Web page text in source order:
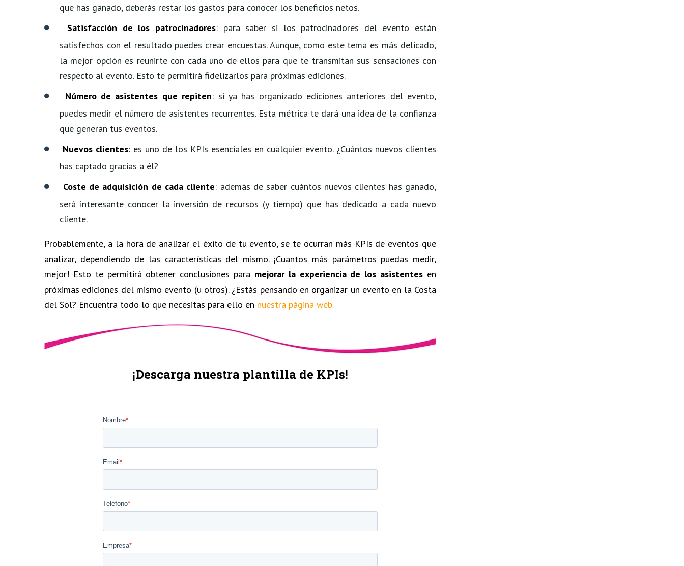
que has ganado, deberás restar los gastos para conocer los beneficios netos.
Satisfacción de los patrocinadores: para saber si los patrocinadores del evento están
satisfechos con el resultado puedes crear encuestas. Aunque, como este tema es más delicado,
la mejor opción es reunirte con cada uno de ellos para que te transmitan sus sensaciones con
respecto al evento. Esto te permitirá fidelizarlos para próximas ediciones.
Número de asistentes que repiten: si ya has organizado ediciones anteriores del evento,
puedes medir el número de asistentes recurrentes. Esta métrica te dará una idea de la confianza
que generan tus eventos.
Nuevos clientes: es uno de los KPIs esenciales en cualquier evento. ¿Cuántos nuevos clientes
has captado gracias a él?
Coste de adquisición de cada cliente: además de saber cuántos nuevos clientes has ganado,
será interesante conocer la inversión de recursos (y tiempo) que has dedicado a cada nuevo
cliente.
Probablemente, a la hora de analizar el éxito de tu evento, se te ocurran más KPIs de eventos que
analizar, dependiendo de las características del mismo. ¡Cuantos más parámetros puedas medir,
mejor! Esto te permitirá obtener conclusiones para mejorar la experiencia de los asistentes en
próximas ediciones del mismo evento (u otros). ¿Estás pensando en organizar un evento en la Costa
del Sol? Encuentra todo lo que necesitas para ello en nuestra página web.
¡Descarga nuestra plantilla de KPIs!